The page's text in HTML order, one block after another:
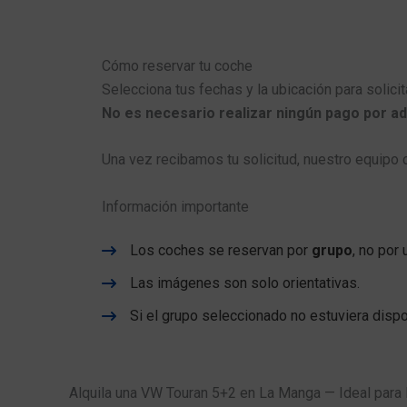
Cómo reservar tu coche
Selecciona tus fechas y la ubicación para
No es necesario realizar ningún pago por
Una vez recibamos tu solicitud, nuestro
Información importante
Los coches se reservan por grupo, no por
Las imágenes son solo orientativas.
Si el grupo seleccionado no estuviera
Alquila una VW Touran 5+2 en La Manga — Ideal